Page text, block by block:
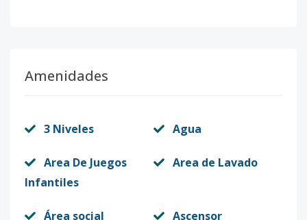
Amenidades
3 Niveles Agua
Area De Juegos
Infantiles
Area de Lavado
Área social Ascensor